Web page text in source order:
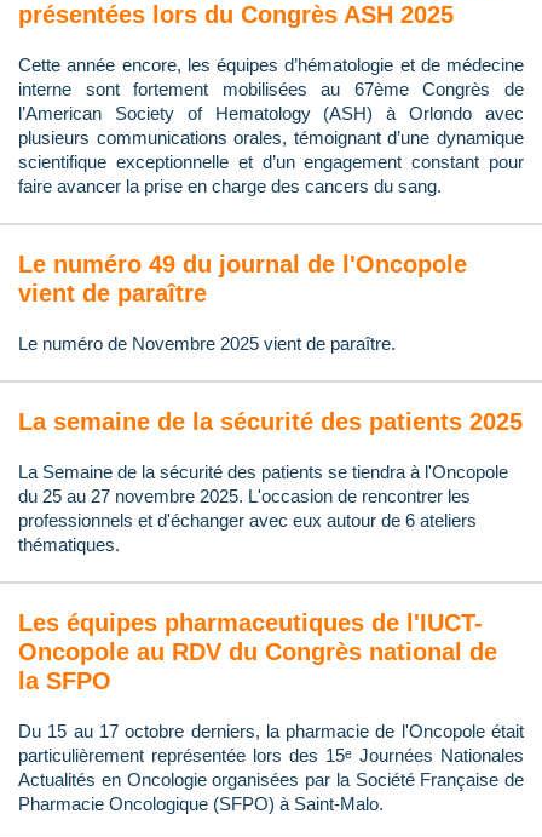
présentées lors du Congrès ASH 2025
Cette année encore, les équipes d’hématologie et de médecine
interne sont fortement mobilisées au 67ème Congrès de
l’American Society of Hematology (ASH) à Orlondo avec
plusieurs communications orales, témoignant d’une dynamique
scientifique exceptionnelle et d’un engagement constant pour
faire avancer la prise en charge des cancers du sang.
Le numéro 49 du journal de l'Oncopole
vient de paraître
Le numéro de Novembre 2025 vient de paraître.
La semaine de la sécurité des patients 2025
La Semaine de la sécurité des patients se tiendra à l'Oncopole
du 25 au 27 novembre 2025. L'occasion de rencontrer les
professionnels et d'échanger avec eux autour de 6 ateliers
thématiques.
Les équipes pharmaceutiques de l'IUCT-
Oncopole au RDV du Congrès national de
la SFPO
Du 15 au 17 octobre derniers, la pharmacie de l'Oncopole était
particulièrement représentée lors des 15ᵉ Journées Nationales
Actualités en Oncologie organisées par la Société Française de
Pharmacie Oncologique (SFPO) à Saint-Malo.